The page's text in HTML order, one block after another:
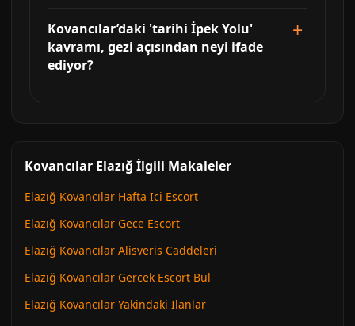
Kovancılar’daki 'tarihi İpek Yolu'
kavramı, gezi açısından neyi ifade
ediyor?
Kovancılar Elazığ İlgili Makaleler
Elazığ Kovancılar Hafta Ici Escort
Elazığ Kovancılar Gece Escort
Elazığ Kovancılar Alisveris Caddeleri
Elazığ Kovancılar Gercek Escort Bul
Elazığ Kovancılar Yakindaki Ilanlar